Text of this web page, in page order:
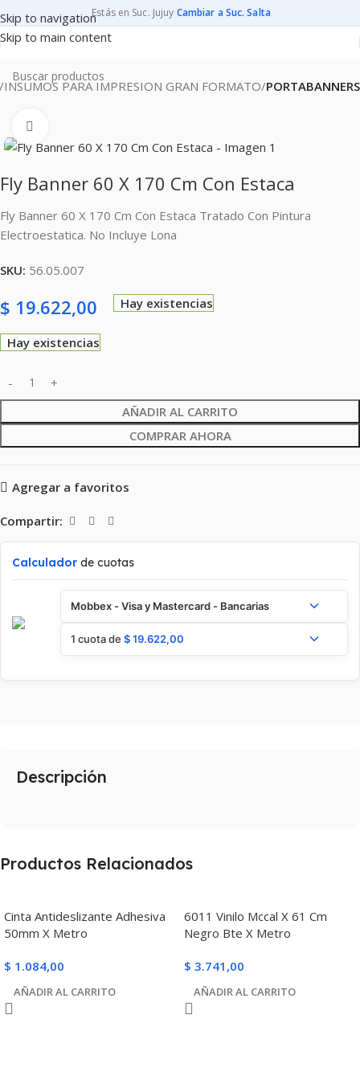
Skip to navigation
Skip to main content
Estás en Suc. Jujuy·Cambiar a Suc. Salta
INSUMOS PARA IMPRESION GRAN FORMATO PORTABANNERS
Fly Banner 60 X 170 Cm Con Estaca
Fly Banner 60 X 170 Cm Con Estaca Tratado Con Pintura
Electroestatica. No Incluye Lona
SKU: 56.05.007
$ 19.622,00 Hay existencias
Hay existencias
AÑADIR AL CARRITO
COMPRAR AHORA
Agregar a favoritos
Compartir:
Calculador de cuotas
Mobbex - Visa y Mastercard - Bancarias
1 cuota de $19.622,00
Descripción
Productos Relacionados
Cinta Antideslizante Adhesiva
50mm X Metro
$ 1.084,00
AÑADIR AL CARRITO
6011 Vinilo Mccal X 61 Cm
Negro Bte X Metro
$ 3.741,00
AÑADIR AL CARRITO